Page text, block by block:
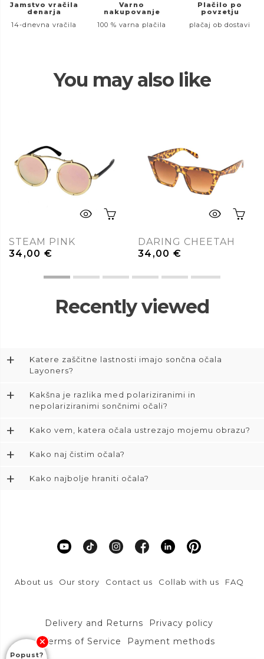
Jamstvo vračila
denarja
14-dnevna vračila
Varno
nakupovanje
100 % varna plačila
Plačilo po
povzetju
plačaj ob dostavi
You may also like
STEAM PINK
34,00€
DARING CHEETAH
34,00€
Recently viewed
+
Katere zaščitne lastnosti imajo sončna očala
Layoners?
+
Kakšna je razlika med polariziranimi in
nepolariziranimi sončnimi očali?
+ Kako vem, katera očala ustrezajo mojemu obrazu?
+ Kako naj čistim očala?
+ Kako najbolje hraniti očala?
About us Our story Contact us Collab with us FAQ
Delivery and Returns
Privacy policy
Terms of Service
Payment methods
Popust?